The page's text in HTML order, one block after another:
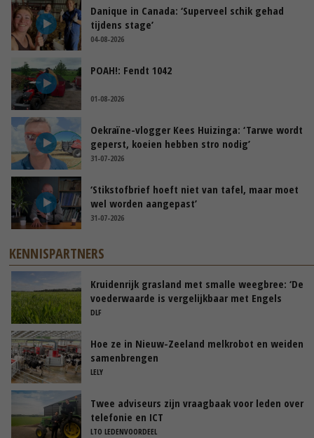
Danique in Canada: ‘Superveel schik gehad
tijdens stage’
04-08-2026
POAH!: Fendt 1042
01-08-2026
Oekraïne-vlogger Kees Huizinga: ‘Tarwe wordt
geperst, koeien hebben stro nodig’
31-07-2026
‘Stikstofbrief hoeft niet van tafel, maar moet
wel worden aangepast’
31-07-2026
KENNISPARTNERS
Kruidenrijk grasland met smalle weegbree: ‘De
voederwaarde is vergelijkbaar met Engels
raaigras’
DLF
Hoe ze in Nieuw-Zeeland melkrobot en weiden
samenbrengen
LELY
Twee adviseurs zijn vraagbaak voor leden over
telefonie en ICT
LTO LEDENVOORDEEL